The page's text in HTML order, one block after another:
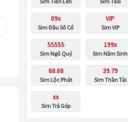
09x
Sim Đầu Số Cổ
VIP
Sim VIP
55555
Sim Ngũ Quý
199x
Sim Năm Sinh
68.68
Sim Lộc Phát
39.79
Sim Thần Tài
xx
Sim Trả Góp